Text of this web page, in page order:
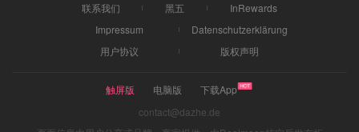
联系我们 黑五
InRewards
Impressum
Datenschutzerklärung
用户协议
版权声明
触屏版 电脑版
下载App
contact@dazhe.de